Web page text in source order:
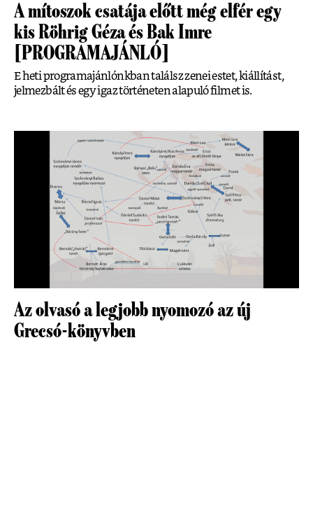
A mítoszok csatája előtt még elfér egy
kis Röhrig Géza és Bak Imre
[PROGRAMAJÁNLÓ]
E heti programajánlónkban találsz zenei estet, kiállítást,
jelmezbált és egy igaz történeten alapuló filmet is.
Az olvasó a legjobb nyomozó az új
Grecsó-könyvben